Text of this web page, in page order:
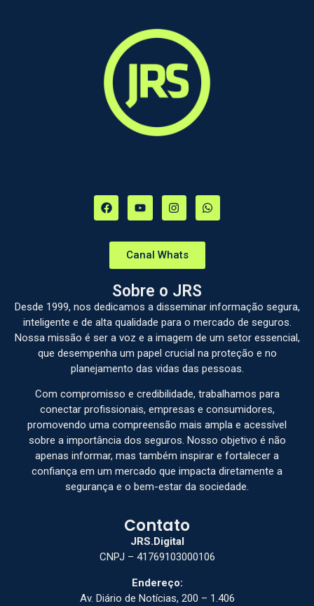
Canal Whats
Sobre o JRS
Desde 1999, nos dedicamos a disseminar informação segura,
inteligente e de alta qualidade para o mercado de seguros.
Nossa missão é ser a voz e a imagem de um setor essencial,
que desempenha um papel crucial na proteção e no
planejamento das vidas das pessoas.
Com compromisso e credibilidade, trabalhamos para
conectar profissionais, empresas e consumidores,
promovendo uma compreensão mais ampla e acessível
sobre a importância dos seguros. Nosso objetivo é não
apenas informar, mas também inspirar e fortalecer a
confiança em um mercado que impacta diretamente a
segurança e o bem-estar da sociedade.
Contato
JRS.Digital
CNPJ – 41769103000106
Endereço:
Av. Diário de Notícias, 200 – 1.406